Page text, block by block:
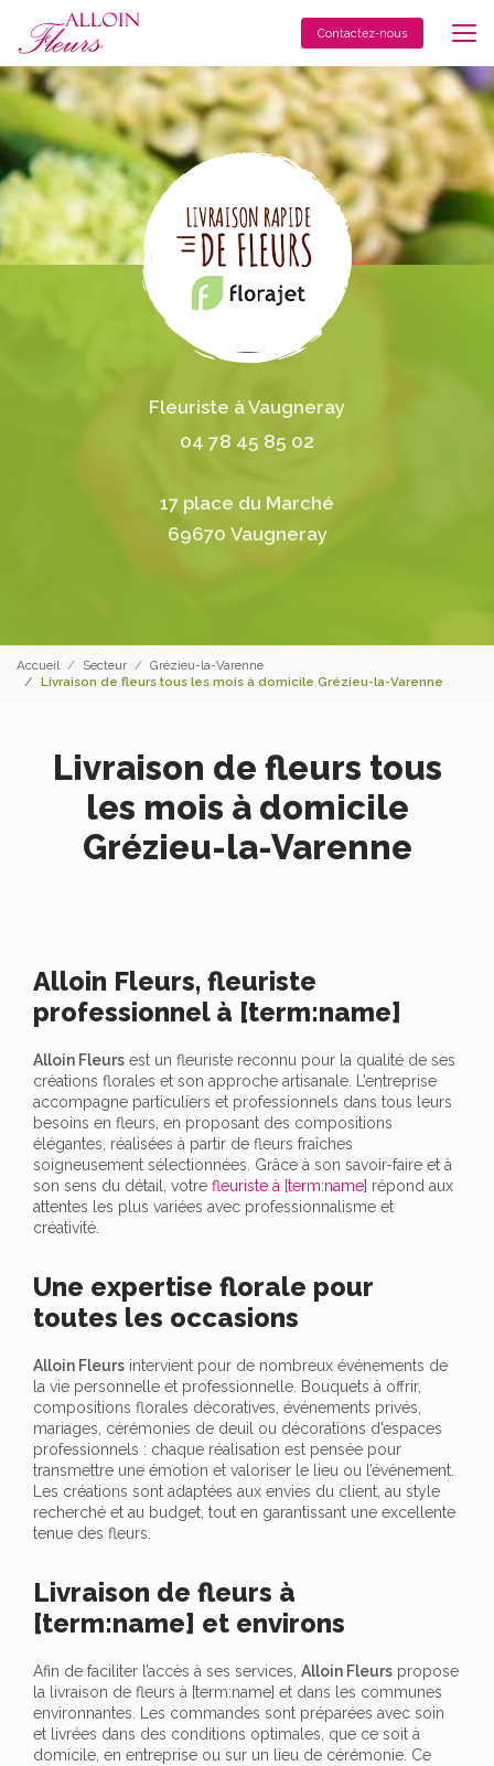
contenu
principal
Contactez-nous
Fleuriste à Vaugneray
04 78 45 85 02
17 place du Marché
69670 Vaugneray
Accueil Secteur
Grézieu-la-Varenne
Livraison de fleurs tous les mois à domicile Grézieu-la-Varenne
Livraison de fleurs tous
les mois à domicile
Grézieu-la-Varenne
Alloin Fleurs, fleuriste
professionnel à [term:name]
Alloin Fleurs est un fleuriste reconnu pour la qualité de ses
créations florales et son approche artisanale. L’entreprise
accompagne particuliers et professionnels dans tous leurs
besoins en fleurs, en proposant des compositions
élégantes, réalisées à partir de fleurs fraîches
soigneusement sélectionnées. Grâce à son savoir-faire et à
son sens du détail, votre fleuriste à [term:name] répond aux
attentes les plus variées avec professionnalisme et
créativité.
Une expertise florale pour
toutes les occasions
Alloin Fleurs intervient pour de nombreux événements de
la vie personnelle et professionnelle. Bouquets à offrir,
compositions florales décoratives, événements privés,
mariages, cérémonies de deuil ou décorations d’espaces
professionnels : chaque réalisation est pensée pour
transmettre une émotion et valoriser le lieu ou l’événement.
Les créations sont adaptées aux envies du client, au style
recherché et au budget, tout en garantissant une excellente
tenue des fleurs.
Livraison de fleurs à
[term:name] et environs
Afin de faciliter l’accès à ses services, Alloin Fleurs propose
la livraison de fleurs à [term:name] et dans les communes
environnantes. Les commandes sont préparées avec soin
et livrées dans des conditions optimales, que ce soit à
domicile, en entreprise ou sur un lieu de cérémonie. Ce